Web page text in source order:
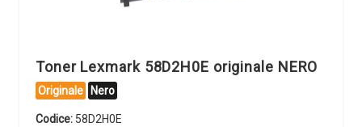
Toner Lexmark 58D2H0E originale NERO
Originale Nero
Codice: 58D2H0E